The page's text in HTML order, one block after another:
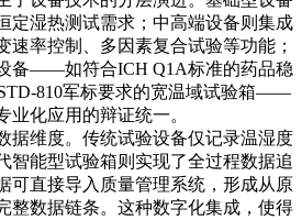
定湿热测试需求；中高端设备则集成
速率控制、多因素复合试验等功能；
备——如符合ICH Q1A标准的药品稳
810军标要求的宽温域试验箱——
业化应用的辩证统一。
据维度。传统试验设备仅记录温湿度
智能型试验箱则实现了全过程数据追
可直接导入质量管理系统，形成从原
整数据链条。这种数字化集成，使得